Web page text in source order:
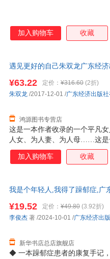
加入购物车 收藏
遇见更好的自己朱双龙广东经
这是一本作者收录的一个平凡
人女、为人妻、为人母……这是
程里，不论爱情如何美妙、生
须去面对和承担的永恒宿命，
的两性、婚姻、育子、家庭、
深刻的帮助每个女人实现*直接
智慧锤炼教科书式的存在，也
¥63.22 定价： ¥316.60 (2折)
鸿源图书专营店
朱双龙 /2017-12-01 /广东经济出版
加入购物车 收藏
我是个年轻人,我得了躁郁症,广
13284178503
◆ 一本躁郁症患者的康复手记
¥19.52 定价： ¥49.80 (3.92折)
新华书店总店旗舰店
李俊杰 著 /2024-10-01 /广东经济出